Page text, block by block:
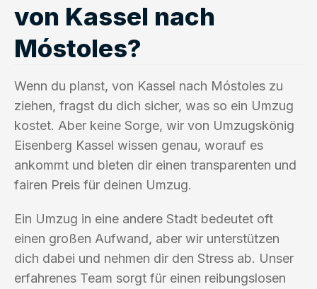
von Kassel nach
Móstoles?
Wenn du planst, von Kassel nach Móstoles zu
ziehen, fragst du dich sicher, was so ein Umzug
kostet. Aber keine Sorge, wir von Umzugskönig
Eisenberg Kassel wissen genau, worauf es
ankommt und bieten dir einen transparenten und
fairen Preis für deinen Umzug.
Ein Umzug in eine andere Stadt bedeutet oft
einen großen Aufwand, aber wir unterstützen
dich dabei und nehmen dir den Stress ab. Unser
erfahrenes Team sorgt für einen reibungslosen